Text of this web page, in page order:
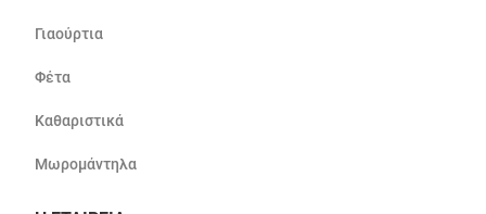
Γιαούρτια
Φέτα
Καθαριστικά
Μωρομάντηλα